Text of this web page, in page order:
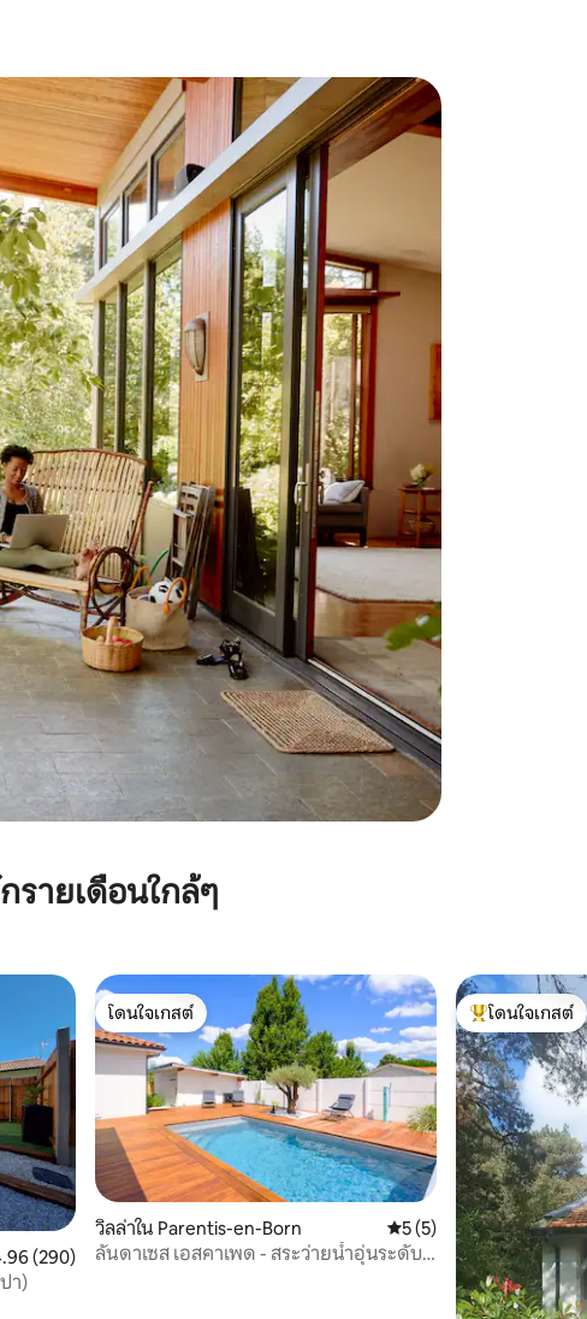
รายเดือนใกล้ๆ
นนเฉลี่ย 4.96 จาก 5, 290 รีวิว
(290)
า)
โดนใจเกสต์
โดนใจเกสต์
วิลล่าใน Parentis-en-Born คะแนนเฉลี่ย 5 จาก 5, 5 รี
5 (5)
ลันดาเซส เอสคาเพด - สระว่ายน้ำอุ่นระดับ
โดนใจเกสต์ที่สุ
โดนใจเกสต์